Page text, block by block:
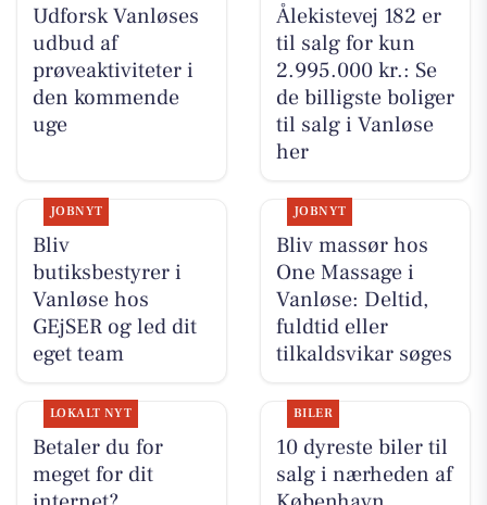
Udforsk Vanløses
udbud af
prøveaktiviteter i
den kommende
uge
Ålekistevej 182 er
til salg for kun
2.995.000 kr.: Se
de billigste boliger
til salg i Vanløse
her
JOBNYT
Bliv
butiksbestyrer i
Vanløse hos
GEjSER og led dit
eget team
JOBNYT
Bliv massør hos
One Massage i
Vanløse: Deltid,
fuldtid eller
tilkaldsvikar søges
LOKALT NYT
Betaler du for
meget for dit
BILER
10 dyreste biler til
salg i nærheden af